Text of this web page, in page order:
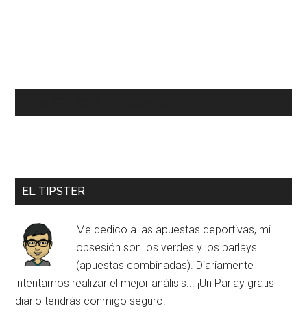
EL TIPSTER
Me dedico a las apuestas deportivas, mi
obsesión son los verdes y los parlays
(apuestas combinadas). Diariamente
intentamos realizar el mejor análisis... ¡Un Parlay gratis
diario tendrás conmigo seguro!